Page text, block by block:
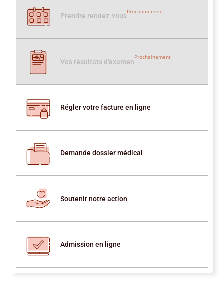
Prendre rendez-vous
Prochainement
Vos résultats d'examen
Prochainement
Régler votre facture en ligne
Demande dossier médical
Soutenir notre action
Admission en ligne